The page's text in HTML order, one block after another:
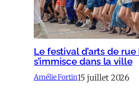
Le festival d’arts de rue
s’immisce dans la ville
Amélie Fortin15 juillet 2026